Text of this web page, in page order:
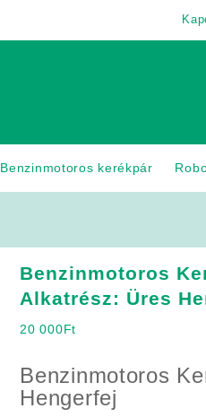
Benzinmotoros kerékpár
Benzinmotoros
Alkatrész: Üres
20 000Ft
Benzinmotoros
Hengerfej